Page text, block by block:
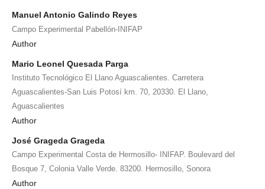
Manuel Antonio Galindo Reyes
Campo Experimental Pabellón-INIFAP
Author
Mario Leonel Quesada Parga
Instituto Tecnológico El Llano Aguascalientes. Carretera
Aguascalientes-San Luis Potosí km. 70, 20330. El Llano,
Aguascalientes
Author
José Grageda Grageda
Campo Experimental Costa de Hermosillo- INIFAP. Boulevard del
Bosque 7, Colonia Valle Verde. 83200. Hermosillo, Sonora
Author